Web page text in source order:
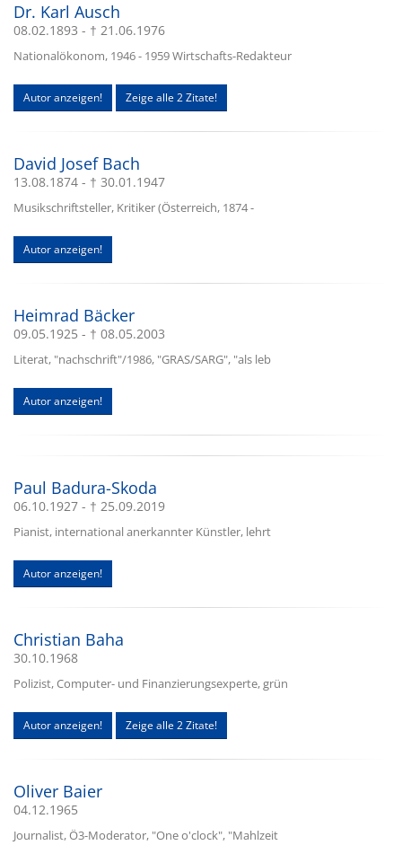
Dr. Karl Ausch
08.02.1893 - † 21.06.1976
Nationalökonom, 1946 - 1959 Wirtschafts-Redakteur
Autor anzeigen! Zeige alle 2 Zitate!
David Josef Bach
13.08.1874 - † 30.01.1947
Musikschriftsteller, Kritiker (Österreich, 1874 -
Autor anzeigen!
Heimrad Bäcker
09.05.1925 - † 08.05.2003
Literat, "nachschrift"/1986, "GRAS/SARG", "als leb
Autor anzeigen!
Paul Badura-Skoda
06.10.1927 - † 25.09.2019
Pianist, international anerkannter Künstler, lehrt
Autor anzeigen!
Christian Baha
30.10.1968
Polizist, Computer- und Finanzierungsexperte, grün
Autor anzeigen! Zeige alle 2 Zitate!
Oliver Baier
04.12.1965
Journalist, Ö3-Moderator, "One o'clock", "Mahlzeit